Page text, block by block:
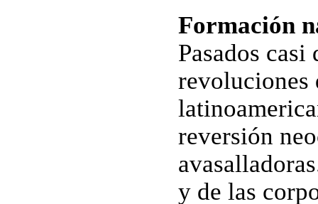
Formación
Pasados
revoluciones
reversión
y de las